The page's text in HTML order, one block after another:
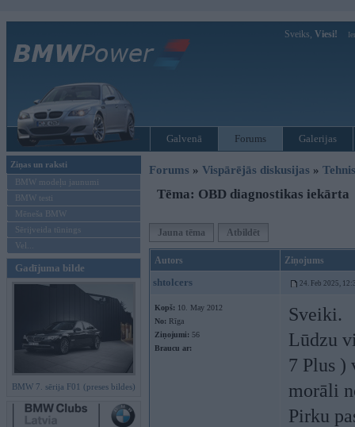
Sveiks, Viesi!
Galvenā Forums Galerijas
Ziņas un raksti
BMW modeļu jaunumi
BMW testi
Mēneša BMW
Sērijveida tūnings
Vel...
Gadījuma bilde
BMW 7. sērija F01 (preses bildes)
Forums » Vispārējās diskusijas »
Tēma: OBD diagnostikas iekārta
Jauna tēma Atbildēt
Autors Ziņojums
shtolcers 24. Feb 2025,
Kopš: 10. May 2012
No: Rīga
Ziņojumi: 56
Braucu ar:
Sveiki.
Lūdzu
7 Plus )
morāli
Pirku